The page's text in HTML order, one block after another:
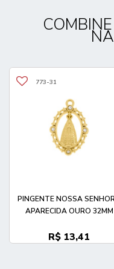
773-31
PINGENTE NOSSA
APARECIDA OURO 32MM
R$ 13,41